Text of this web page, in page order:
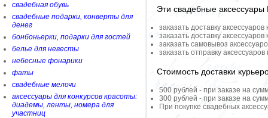
свадебная обувь
свадебные подарки, конверты для
денег
бонбоньерки, подарки для гостей
белье для невесты
небесные фонарики
фаты
свадебные мелочи
аксессуары для конкурсов красоты:
диадемы, ленты, номера для
участниц
Эти свадебные
заказать доставку
заказать доставку
заказать самовывоз
заказать отправку
Стоимость доставки
500 рублей - при заказе на
300 рублей - при заказе на
При покупке свадебных